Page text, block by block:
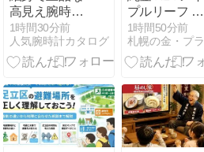
ザー縦型二つ
折り財布
※BOX型小銭
高見え腕時計
LTP-V009D
1時間30分前
人気腕時計カタログ
プルリーフ 金
貨 コイン
1/4ozの買取な
らゴールドラ
1時間50分前